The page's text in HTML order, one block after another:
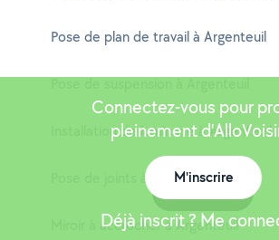
Pose de plan de travail à Argenteuil
Installation de luminaire à Argenteuil
Pose de joints à Argenteuil
Miroir à accrocher à Argenteuil
Connectez-vous pour
pleinement
M'inscrire
Déjà inscrit ? Me